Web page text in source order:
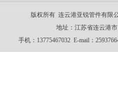
版权所有 连云港亚锐管件有
地址：江苏省连云港
手机：13775467032 E-mail：